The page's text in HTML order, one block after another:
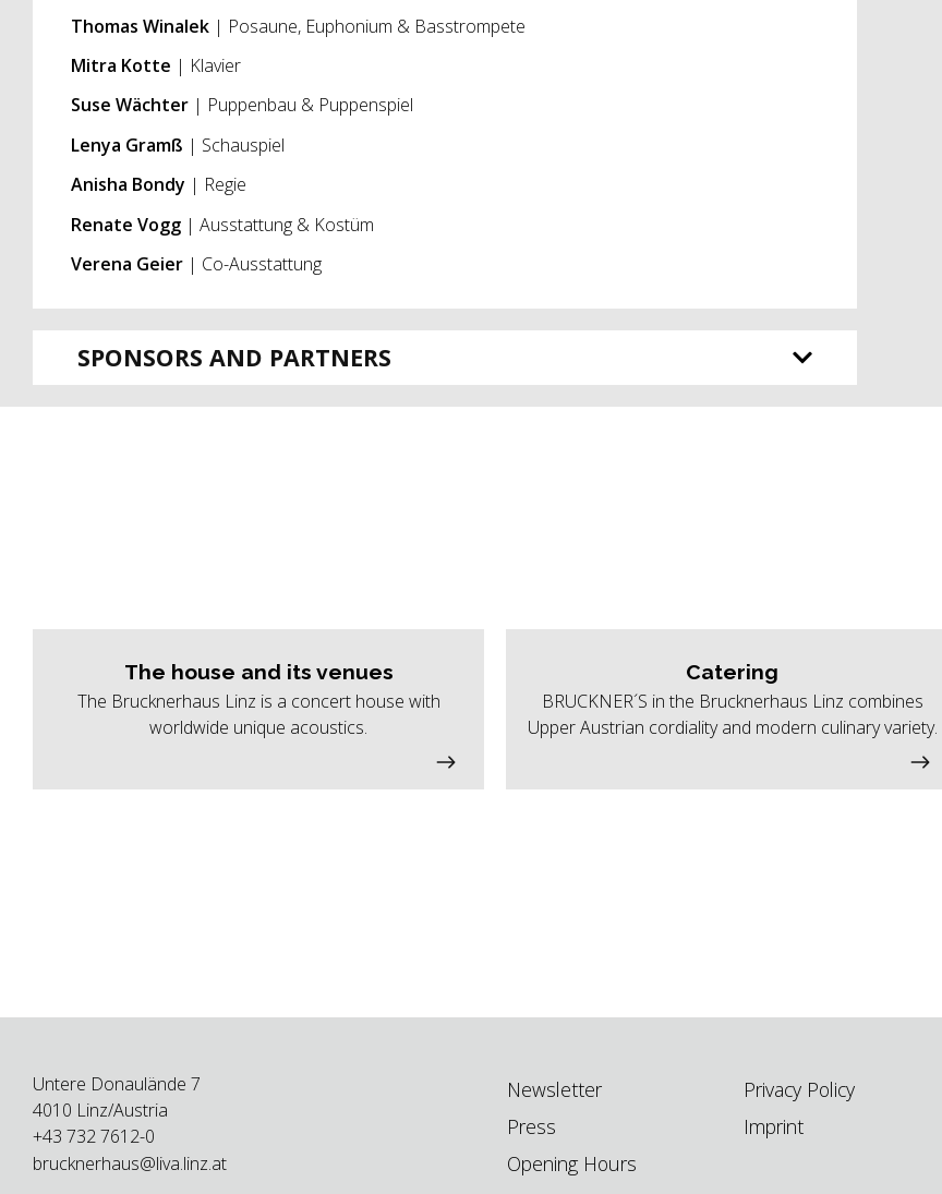
Thomas Winalek | Posaune, Euphonium & Basstrompete
Mitra Kotte | Klavier
Suse Wächter | Puppenbau & Puppenspiel
Lenya Gramß | Schauspiel
Anisha Bondy | Regie
Renate Vogg | Ausstattung & Kostüm
Verena Geier | Co-Ausstattung
SPONSORS AND PARTNERS
The house and its venues
The Brucknerhaus Linz is a concert house with
worldwide unique acoustics.
Catering
BRUCKNER´S in the Brucknerhaus Linz combines
Upper Austrian cordiality and modern culinary variety.
Untere Donaulände 7
4010 Linz/Austria
+43 732 7612-0
brucknerhaus@liva.linz.at
Newsletter
Press
Opening Hours
Privacy Policy
Imprint